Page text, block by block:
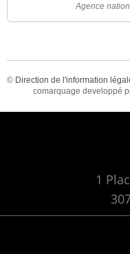
Agence
© Direction de l'information
comarquage developpé
1